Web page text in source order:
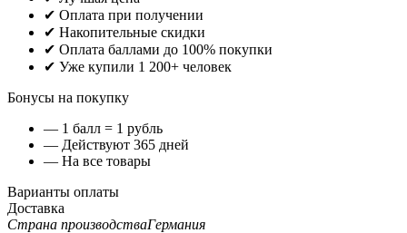
✔ Оплата при получении
✔ Накопительные скидки
✔ Оплата баллами до 100% покупки
✔ Уже купили 1 200+ человек
Бонусы на покупку
— 1 балл = 1 рубль
— Действуют 365 дней
— На все товары
Варианты оплаты
Доставка
Страна производстваГермания